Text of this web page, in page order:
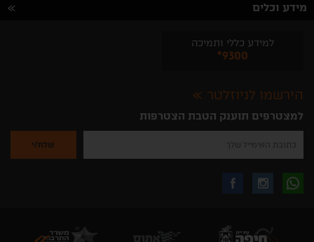
מידע וכלים
למידע כללי ותמיכה
*9300
הירשמו לניוזלטר
למצטרפים תוענק הטבת הצטרפות
להזין
שלך
לקבלת
באינסטגרם
עקבו
בפייסבוק